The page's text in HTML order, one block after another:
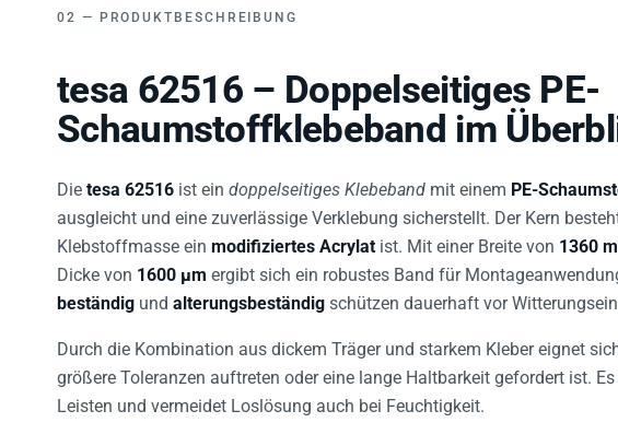
PRODUKTBESCHREIBUNG
tesa 62516 – Doppelseitiges PE-
Schaumstoffklebeband im
Die tesa 62516 ist ein doppelseitiges Klebeband mit einem PE-
ausgleicht und eine zuverlässige Verklebung sicherstellt. Der Kern
Klebstoffmasse ein modifiziertes Acrylat ist. Mit einer Breite von 1360
Dicke von 1600 µm ergibt sich ein robustes Band für
beständig und alterungsbeständig schützen dauerhaft vor
Durch die Kombination aus dickem Träger und starkem Kleber eignet
größere Toleranzen auftreten oder eine lange Haltbarkeit gefordert ist.
Leisten und vermeidet Loslösung auch bei Feuchtigkeit.